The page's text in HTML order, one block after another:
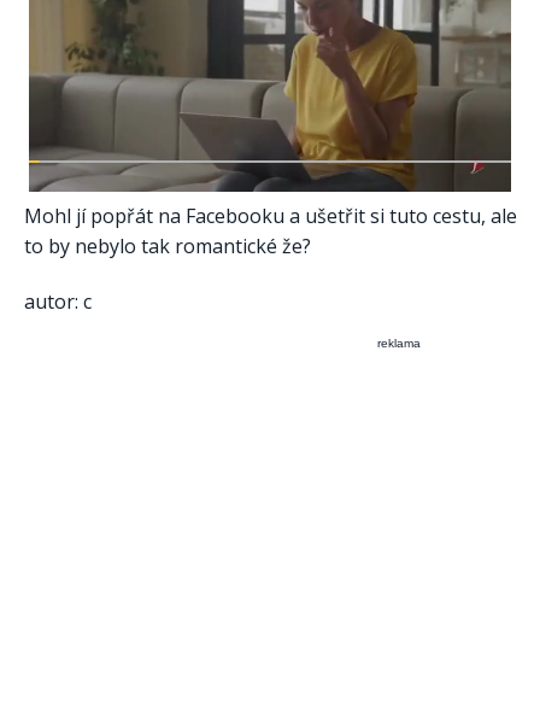
Mohl jí popřát na Facebooku a ušetřit si tuto cestu, ale
to by nebylo tak romantické že?
autor: c
reklama